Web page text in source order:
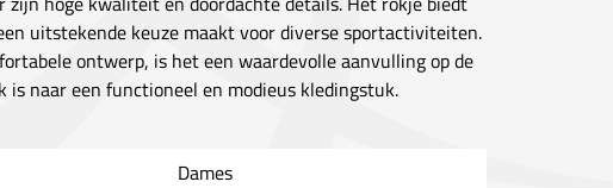
uitstekende keuze maakt voor diverse sportactiviteiten.
ontwerp, is het een waardevolle aanvulling op de
is naar een functioneel en modieus kledingstuk.
Dames